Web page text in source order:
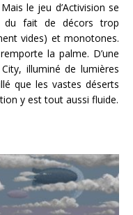
le jeu d’Activision se
du fait de décors trop
vides) et monotones.
la palme. D’une
illuminé de lumières
que les vastes déserts
y est tout aussi fluide.